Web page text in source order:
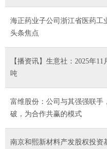
海正药业子公司浙江省医药工
头条焦点
【播资讯】生意社：2025年
吨
富维股份：公司与其强强联手
破，为合作共赢的模式
南京和熙新材料产发股权投资